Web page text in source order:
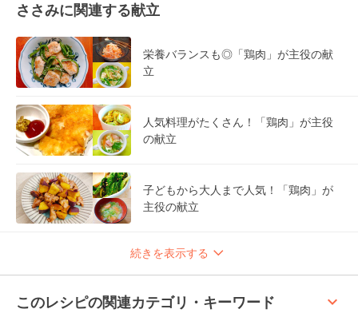
ささみに関連する献立
栄養バランスも◎「鶏肉」が主役の献
立
人気料理がたくさん！「鶏肉」が主役
の献立
子どもから大人まで人気！「鶏肉」が
主役の献立
続きを表示する
このレシピの関連カテゴリ・キーワード keyboard_arrow_up